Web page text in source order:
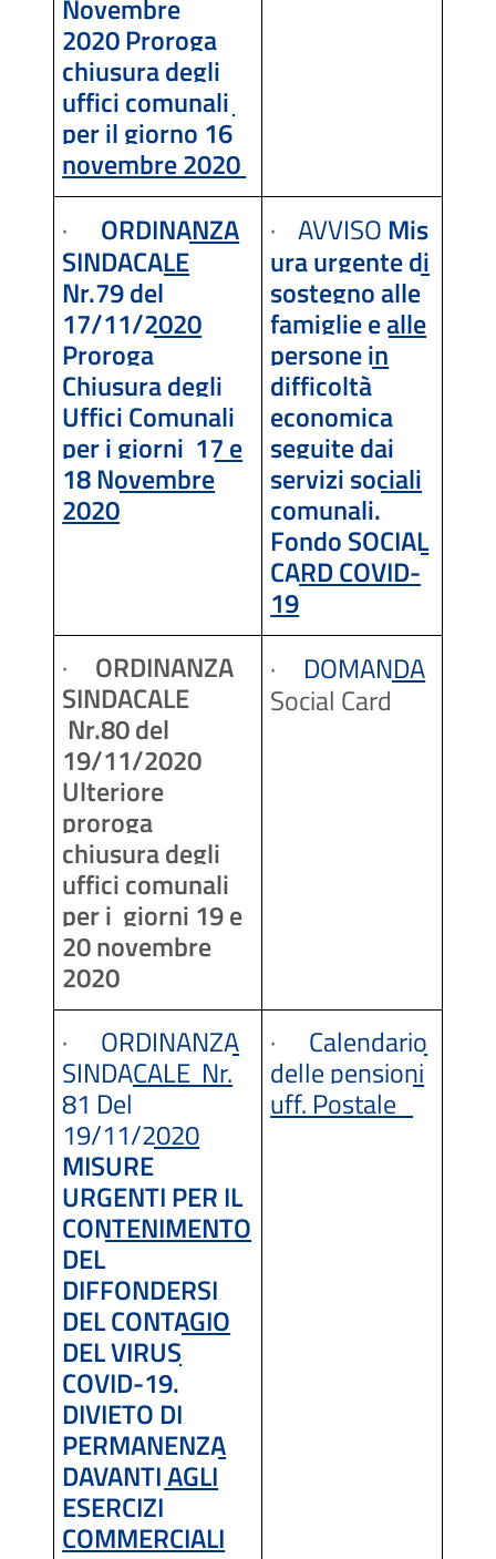
Novembre
2020Proroga
chiusura degli
uffici comunali
per il giorno 16
novembre 2020
·
ORDINANZA
SINDACALE
Nr.79 del
17/11/2020
Proroga
Chiusura degli
Uffici Comunali
per i giorni 17 e
18 Novembre
2020
· AVVISOMis
ura urgente di
sostegno alle
famiglie e alle
persone in
difficoltà
economica
seguite dai
servizi sociali
comunali.
Fondo SOCIAL
CARD COVID-
19
·
ORDINANZA
SINDACALE
Nr.80 del
19/11/2020
Ulteriore
proroga
chiusura degli
uffici comunali
per i giorni 19 e
20 novembre
2020
·
DOMANDA
Social Card
· ORDINANZA
SINDACALE Nr.
81 Del
19/11/2020
MISURE
URGENTI PER IL
CONTENIMENTO
DEL
DIFFONDERSI
DEL CONTAGIO
DEL VIRUS
COVID-19.
DIVIETO DI
PERMANENZA
DAVANTI AGLI
ESERCIZI
COMMERCIALI
· Calendario
delle pensioni
uff. Postale_